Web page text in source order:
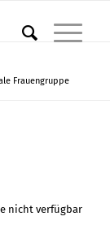
Frauengruppe
nicht verfügbar